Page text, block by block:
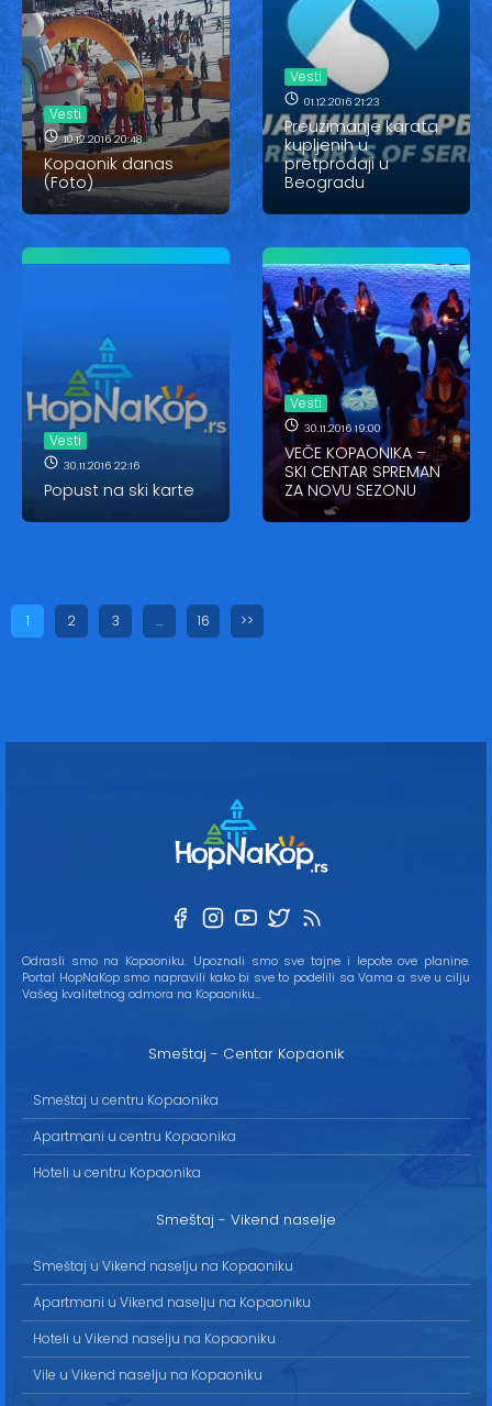
Vesti
10.12.2016 20:48
Kopaonik danas
(Foto)
Vesti
01.12.2016 21:23
Preuzimanje karata
kupljenih u
pretprodaji u
Beogradu
Vesti
30.11.2016 22:16
Popust na ski karte
Vesti
30.11.2016 19:00
VEČE KOPAONIKA –
SKI CENTAR SPREMAN
ZA NOVU SEZONU
1 2 3 … 16 >>
Odrasli smo na Kopaoniku. Upoznali smo sve tajne i lepote ove planine.
Portal HopNaKop smo napravili kako bi sve to podelili sa Vama a sve u cilju
Vašeg kvalitetnog odmora na Kopaoniku...
Smeštaj - Centar Kopaonik
Smeštaj u centru Kopaonika
Apartmani u centru Kopaonika
Hoteli u centru Kopaonika
Smeštaj - Vikend naselje
Smeštaj u Vikend naselju na Kopaoniku
Apartmani u Vikend naselju na Kopaoniku
Hoteli u Vikend naselju na Kopaoniku
Vile u Vikend naselju na Kopaoniku